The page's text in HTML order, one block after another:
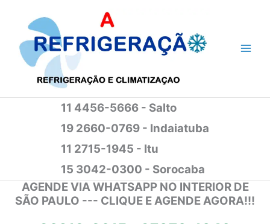
conteúdo
11 4456-5666 - Salto
19 2660-0769 - Indaiatuba
11 2715-1945 - Itu
15 3042-0300 - Sorocaba
AGENDE VIA WHATSAPP NO INTERIOR DE
SÃO PAULO --- CLIQUE E AGENDE AGORA!!!